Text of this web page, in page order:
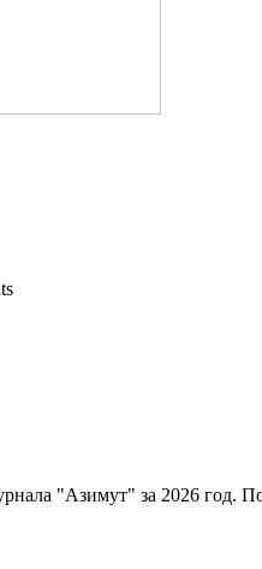
"Азимут" за 2026 год.